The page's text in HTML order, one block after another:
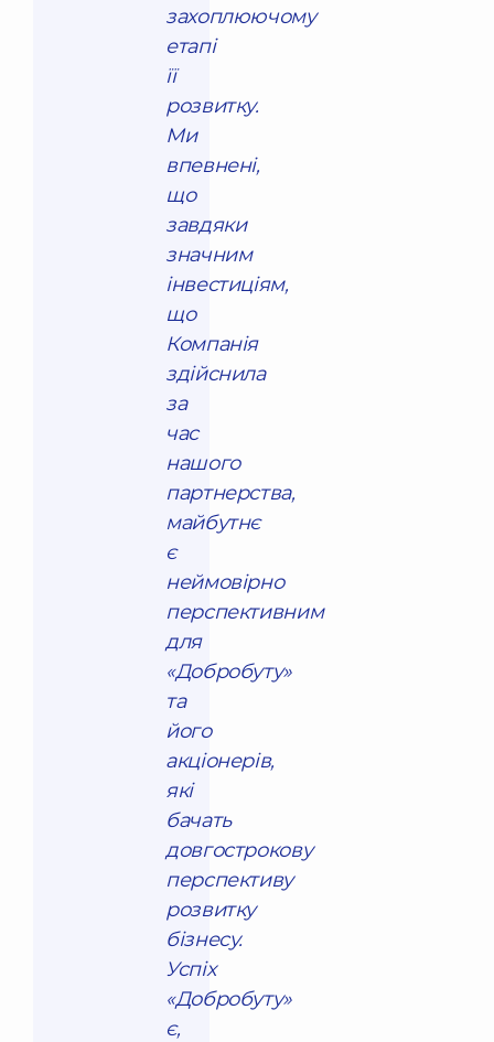
захоплюючому
етапі
її
розвитку.
Ми
впевнені,
що
завдяки
значним
інвестиціям,
що
Компанія
здійснила
за
час
нашого
партнерства,
майбутнє
є
неймовірно
перспективним
для
«Добробуту»
та
його
акціонерів,
які
бачать
довгострокову
перспективу
розвитку
бізнесу.
Успіх
«Добробуту»
є,